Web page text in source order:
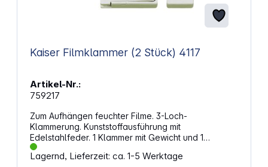
Kaiser Filmklammer (2 Stück) 4117
Artikel-Nr.:
759217
Zum Aufhängen feuchter Filme. 3-Loch-
Klammerung. Kunststoffausführung mit
Edelstahlfeder. 1 Klammer mit Gewicht und 1
Klammer ohne Gewicht.Maße jeweils ca. 27 x 83 x
14 mm
Lagernd, Lieferzeit: ca. 1-5 Werktage